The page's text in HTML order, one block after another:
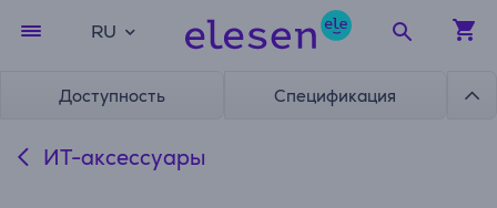
RU
Доступность Спецификация
ИТ-аксессуары